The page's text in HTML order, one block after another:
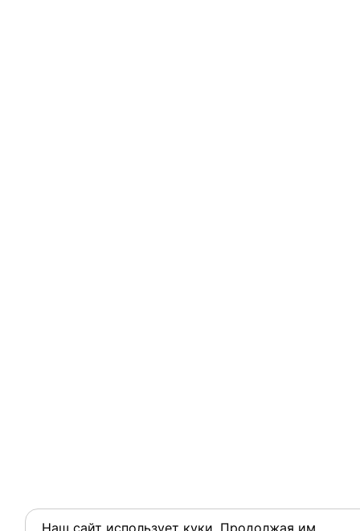
Наш сайт использует куки. Продолжая им